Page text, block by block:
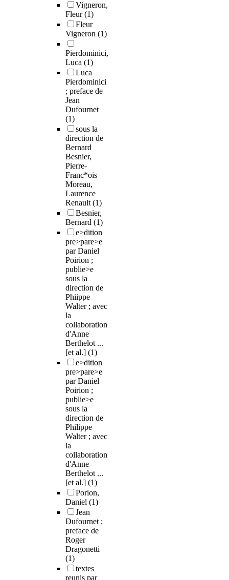
Vigneron,
Fleur(1)
Fleur
Vigneron (1)
Pierdominici,
Luca (1)
Luca
Pierdominici
; preface de
Jean
Dufournet
(1)
sous la
direction de
Bernard
Besnier,
Pierre-
Franc*ois
Moreau,
Laurence
Renault(1)
Besnier,
Bernard (1)
e>dition
pre>pare>e
par Daniel
Poirion ;
publie>e
sous la
direction de
Phiippe
Walter ; avec
la
collaboration
d'Anne
Berthelot ...
[et al.] (1)
e>dition
pre>pare>e
par Daniel
Poirion ;
publie>e
sous la
direction de
Philippe
Walter ; avec
la
collaboration
d'Anne
Berthelot ...
[et al.] (1)
Porion,
Daniel (1)
Jean
Dufournet ;
preface de
Roger
Dragonetti
(1)
textes
reunis par